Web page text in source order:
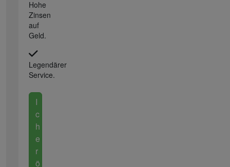
Hohe
Zinsen
auf
Geld.
Legendärer
Service.
I
c
h
e
r
ö